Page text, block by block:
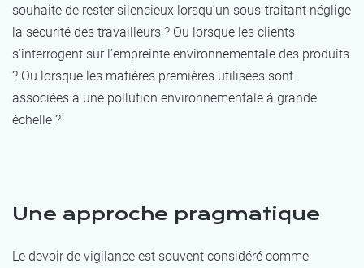
souhaite de rester silencieux lorsqu’un sous-traitant néglige
la sécurité des travailleurs ? Ou lorsque les clients
s’interrogent sur l’empreinte environnementale des produits
? Ou lorsque les matières premières utilisées sont
associées à une pollution environnementale à grande
échelle ?
Une approche pragmatique
Le devoir de vigilance est souvent considéré comme